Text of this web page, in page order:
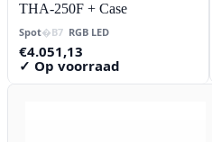
THA-250F + Case
Spot RGB LED
€4.051,13
✓ Op voorraad